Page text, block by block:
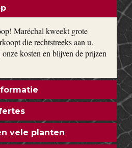
Maréchal kweekt grote
die rechtstreeks aan u.
kosten en blijven de prijzen
vele planten